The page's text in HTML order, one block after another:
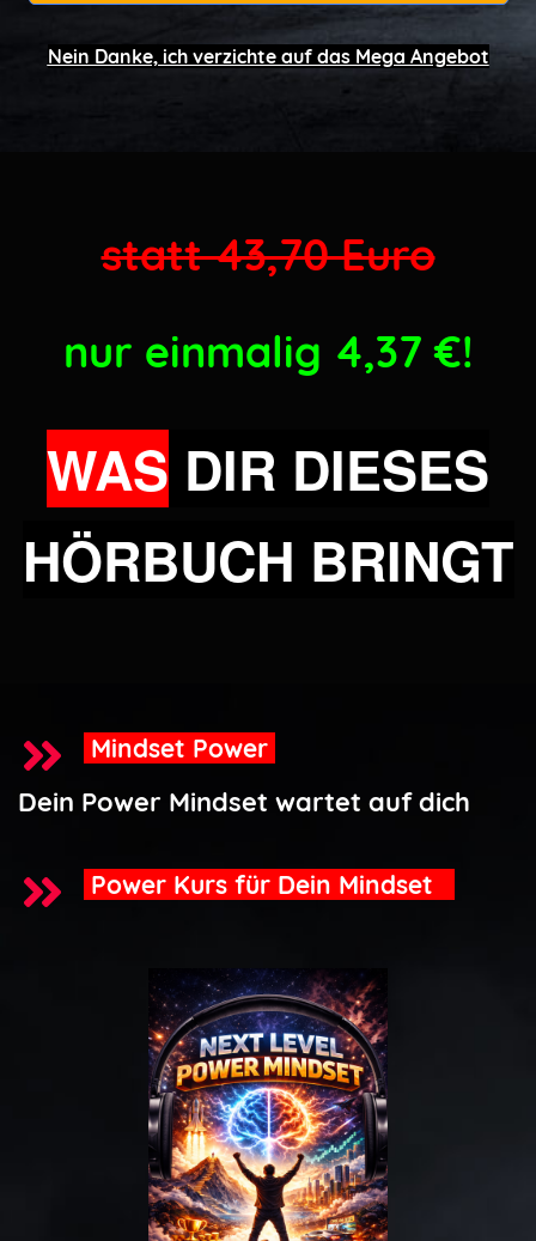
Nein Danke, ich verzichte auf das Mega Angebot
statt 43,70 Euro
nur einmalig 4,37€!
WAS DIR DIESES
HÖRBUCH BRINGT
Mindset Power
Dein Power Mindset wartet auf dich
Power Kurs für Dein Mindset